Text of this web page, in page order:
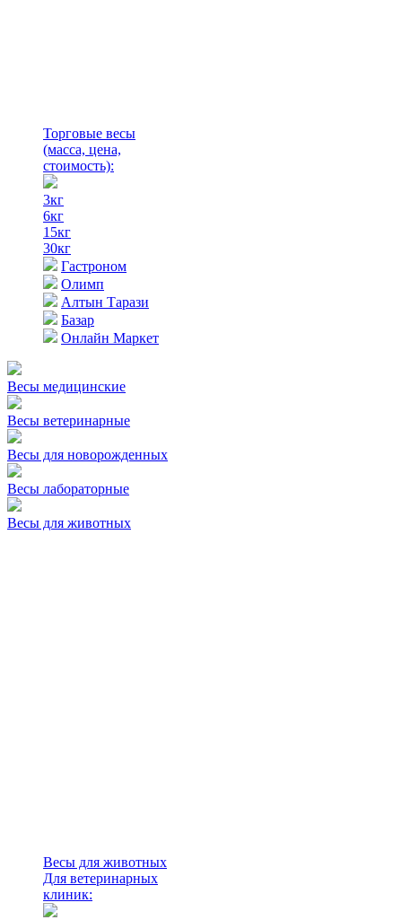
Торговые весы
(масса, цена,
стоимость):
3кг
6кг
15кг
30кг
Гастроном
Олимп
Алтын Тарази
Базар
Онлайн Маркет
Весы медицинские
Весы ветеринарные
Весы для новорожденных
Весы лабораторные
Весы для животных
Весы для животных
Для ветеринарных
клиник: